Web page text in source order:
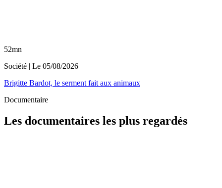
52mn
Société | Le 05/08/2026
Brigitte Bardot, le serment fait aux animaux
Documentaire
Les documentaires les plus regardés